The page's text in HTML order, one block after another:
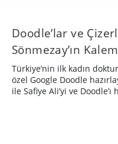
Doodle’lar ve
Sönmezay’ın
Türkiye’nin ilk kadın
özel Google Doodle
ile Safiye Ali’yi ve